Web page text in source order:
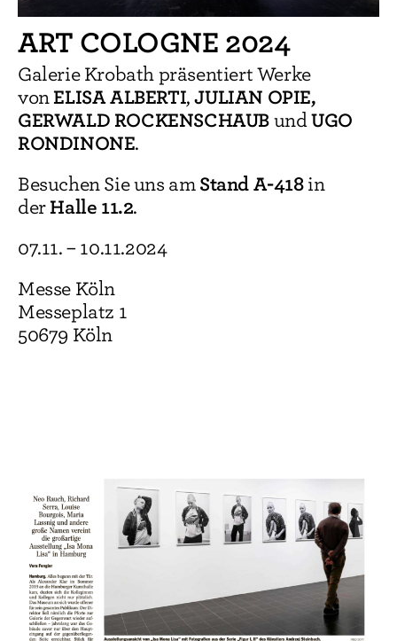
ART COLOGNE 2024
Galerie Krobath präsentiert Werke
vonELISA ALBERTI,JULIAN OPIE,
GERWALD ROCKENSCHAUBundUGO
RONDINONE.
Besuchen Sie uns amStand A-418in
derHalle 11.2.
07.11. – 10.11.2024
Messe Köln
Messeplatz 1
50679 Köln